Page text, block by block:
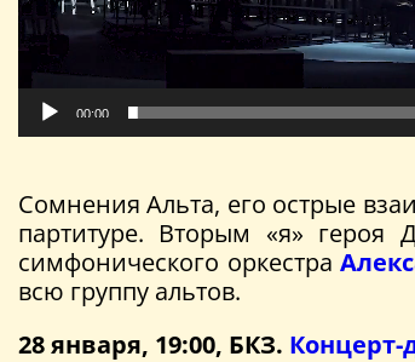
00:00
Сомнения Альта, его острые
партитуре. Вторым «я» героя
симфонического оркестра
всю группу альтов.
28 января, 19:00, БКЗ. Концерт-